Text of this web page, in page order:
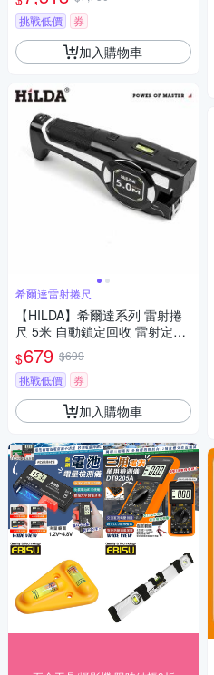
挑戰低價
券
加入購物車
希爾達雷射捲尺
【HILDA】希爾達系列 雷射捲
尺 5米 自動鎖定回收 雷射定位
水平儀裝潢木工必備 精準測量
神器
$679 $699
挑戰低價
券
加入購物車